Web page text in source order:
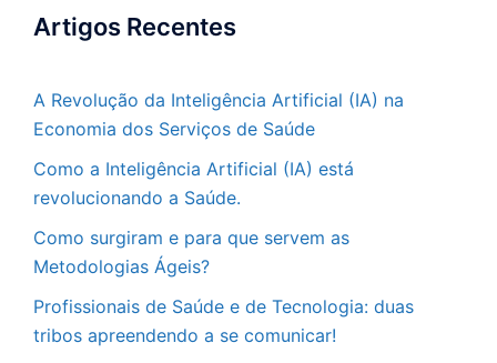
Artigos Recentes
A Revolução da Inteligência Artificial (IA) na
Economia dos Serviços de Saúde
Como a Inteligência Artificial (IA) está
revolucionando a Saúde.
Como surgiram e para que servem as
Metodologias Ágeis?
Profissionais de Saúde e de Tecnologia: duas
tribos apreendendo a se comunicar!